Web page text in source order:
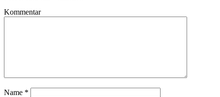
Kommentar
Name *